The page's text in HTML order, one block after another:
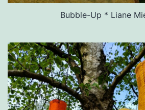
Bubble-Up * Liane